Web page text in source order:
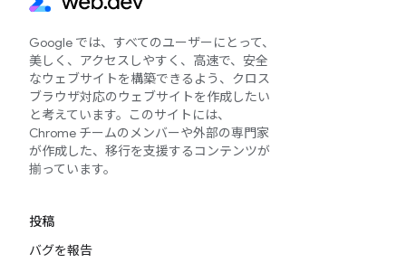
Google では、すべてのユーザーにとって、
美しく、アクセスしやすく、高速で、安全
なウェブサイトを構築できるよう、クロス
ブラウザ対応のウェブサイトを作成したい
と考えています。このサイトには、
Chrome チームのメンバーや外部の専門家
が作成した、移行を支援するコンテンツが
揃っています。
投稿
バグを報告